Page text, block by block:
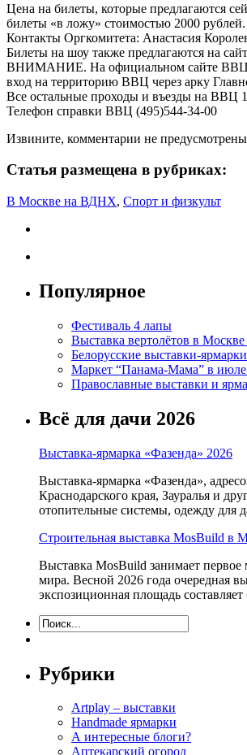
Цена на билеты, которые предлагаются
билеты «в ложу» стоимостью 2000
Контакты Оргкомитета: Анастасия
Билеты на шоу также предлагаются на
ВНИМАНИЕ. На официальном сайте ВВЦ
вход на территорию ВВЦ через арку
Все остальные проходы и въезды на ВВЦ
Телефон справки ВВЦ (495)544-34-00
Извините, комментарии не
Статья размещена в рубриках:
В Москве на ВДНХ, Спорт и физкульт
Популярное
Фестиваль 4 лапы
Выставка вертолётов в
Белорусские выставки-
Маркет “Панама-Мама” в
Православные выставки и
Всё для дачи 2026
Выставка-ярмарка «Фазенда» 2026
Выставка-ярмарка «Фазенда»,
Краснодарского края, Зауралья и
отопительные системы, одежду для
Строительная выставка MosBuild в
Выставка MosBuild занимает
мира. Весной 2026 года очередная
экспозиционная площадь
Рубрики
Artplay – выставки
Handmade ярмарки
А интересные блоги?
Аптекарский огород